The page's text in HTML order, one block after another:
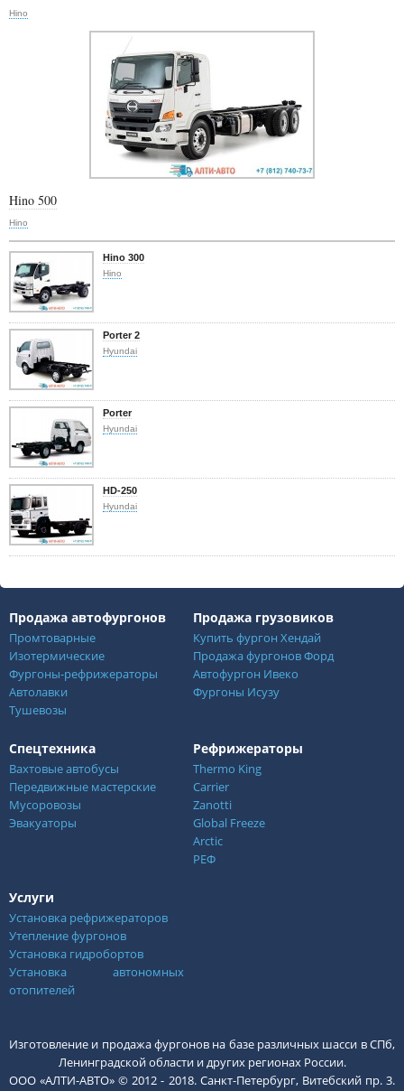
Hino
Hino 500
Hino
Hino 300
Hino
Porter 2
Hyundai
Porter
Hyundai
HD-250
Hyundai
Продажа автофургонов
Промтоварные
Изотермические
Фургоны-рефрижераторы
Автолавки
Тушевозы
Продажа грузовиков
Купить фургон Хендай
Продажа фургонов Форд
Автофургон Ивеко
Фургоны Исузу
Спецтехника
Вахтовые автобусы
Передвижные мастерские
Мусоровозы
Эвакуаторы
Рефрижераторы
Thermo King
Carrier
Zanotti
Global Freeze
Arctic
РЕФ
Услуги
Установка рефрижераторов
Утепление фургонов
Установка гидробортов
Установка автономных
отопителей
Изготовление и продажа фургонов на базе различных шасси в СПб,
Ленинградской области и других регионах России.
ООО «АЛТИ-АВТО» © 2012 - 2018. Санкт-Петербург, Витебский пр. 3.